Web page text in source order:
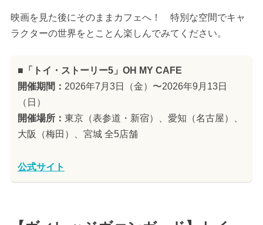
映画を見た後にそのままカフェへ！ 特別な空間でキャ
ラクターの世界をとことん楽しんでみてください。
■「トイ・ストーリー5」OH MY CAFE
開催期間： 2026年7月3日（金）〜2026年9月13日
（日）
開催場所： 東京（表参道・新宿）、愛知（名古屋）、
大阪（梅田）、宮城 全5店舗
公式サイト